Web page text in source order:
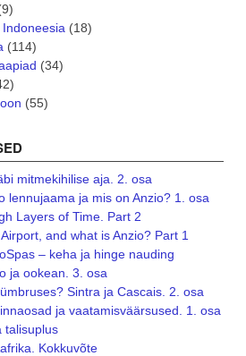
(18)
(114)
(34)
(55)
mitmekihilise aja. 2. osa
lennujaama ja mis on Anzio? 1. osa
Layers of Time. Part 2
and what is Anzio? Part 1
– keha ja hinge nauding
ja ookean. 3. osa
Sintra ja Cascais. 2. osa
ja vaatamisväärsused. 1. osa
talisuplus
Kokkuvõte